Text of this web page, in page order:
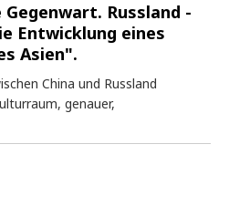
Russland -
Entwicklung eines
Asien".
China und Russland
genauer,